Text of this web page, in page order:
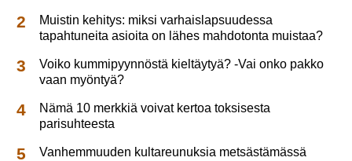
Muistin kehitys: miksi varhaislapsuudessa
tapahtuneita asioita on lähes mahdotonta muistaa?
Voiko kummipyynnöstä kieltäytyä? -Vai onko pakko
vaan myöntyä?
Nämä 10 merkkiä voivat kertoa toksisesta
parisuhteesta
Vanhemmuuden kultareunuksia metsästämässä